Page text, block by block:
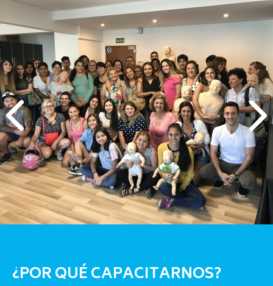
¿POR QUÉ CAPACITARNOS?